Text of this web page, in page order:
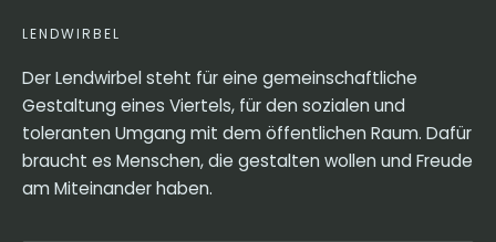
LENDWIRBEL
Der Lendwirbel steht für eine gemeinschaftliche
Gestaltung eines Viertels, für den sozialen und
toleranten Umgang mit dem öffentlichen Raum. Dafür
braucht es Menschen, die gestalten wollen und Freude
am Miteinander haben.